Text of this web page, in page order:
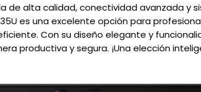
de alta calidad, conectividad avanzada y
es una excelente opción para
Con su diseño elegante y
productiva y segura. ¡Una elección